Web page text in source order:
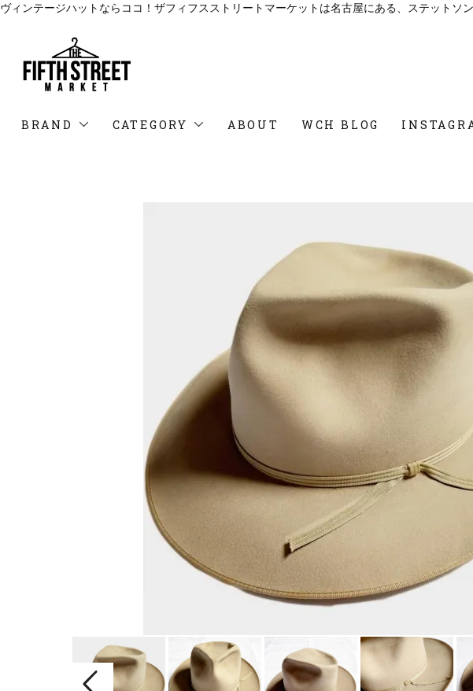
ヴィンテージハットならココ！ザフィフスストリートマーケットは名古屋にある、ステット
BRAND CATEGORY ABOUT WCH BLOG